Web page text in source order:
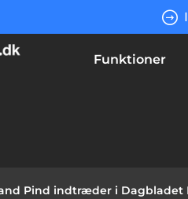
Funktioner
Pind indtræder i Dagbladet